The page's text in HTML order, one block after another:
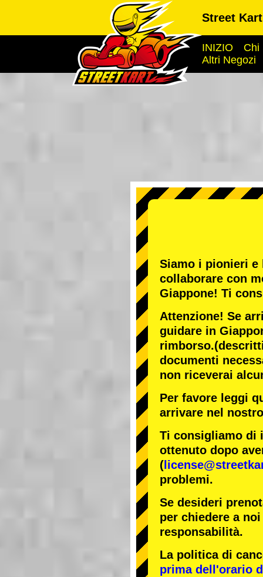
Street
INIZIO
Chi
Altri Negozi
Siamo i pionieri e
collaborare con
Giappone! Ti
Attenzione! Se
guidare in
rimborso.
documenti
non riceverai
Per favore leggi
arrivare nel
Ti consigliamo di
ottenuto dopo
(
problemi.
Se desideri
per chiedere a
responsabilità.
La politica di
prima dell'orario